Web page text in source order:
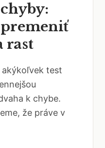
premeniť
rast
akýkoľvek test
k chybe.
že práve v